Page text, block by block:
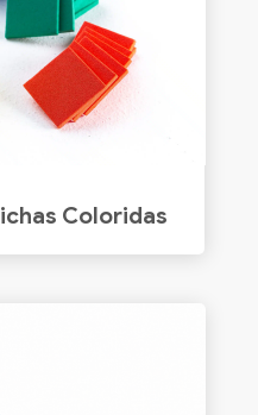
Coloridas